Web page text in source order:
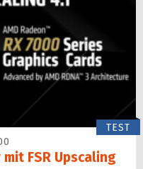
TEST
FSR Upscaling